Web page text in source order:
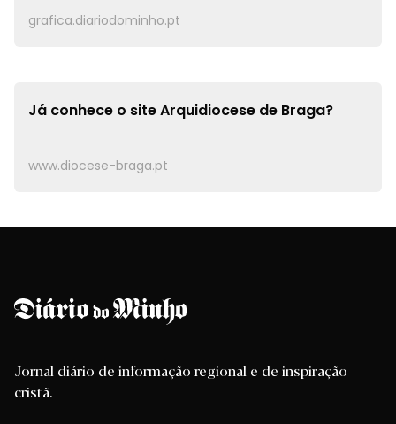
grafica.diariodominho.pt
Já conhece o siteArquidiocese de Braga?
www.diocese-braga.pt
Jornal diário de informação regional e de inspiração
cristã.